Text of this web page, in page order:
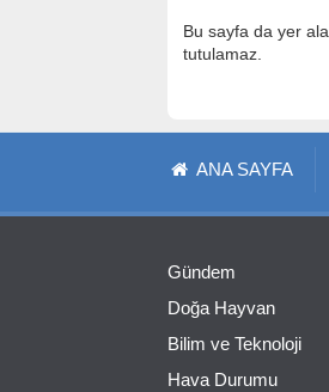
Bu sayfa da yer
tutulamaz.
ANA SAYFA
Gündem
Doğa Hayvan
Bilim ve Teknoloji
Hava Durumu